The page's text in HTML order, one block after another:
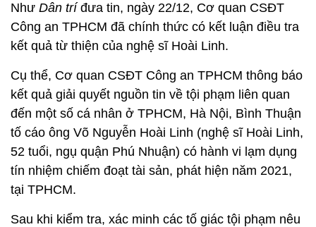
Như Dân tríđưa tin, ngày 22/12, Cơ quan CSĐT
Công an TPHCM đã chính thức có kết luận điều tra
kết quả từ thiện của nghệ sĩ Hoài Linh.
Cụ thể, Cơ quan CSĐT Công an TPHCM thông báo
kết quả giải quyết nguồn tin về tội phạm liên quan
đến một số cá nhân ở TPHCM, Hà Nội, Bình Thuận
tố cáo ông Võ Nguyễn Hoài Linh (nghệ sĩ Hoài Linh,
52 tuổi, ngụ quận Phú Nhuận) có hành vi lạm dụng
tín nhiệm chiếm đoạt tài sản, phát hiện năm 2021,
tại TPHCM.
Sau khi kiểm tra, xác minh các tố giác tội phạm nêu